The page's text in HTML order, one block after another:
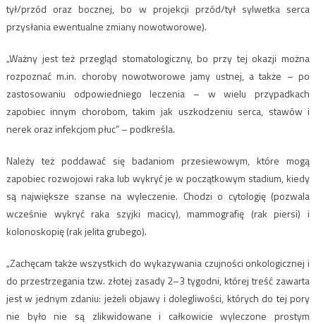
tył/przód oraz bocznej, bo w projekcji przód/tył sylwetka serca
przysłania ewentualne zmiany nowotworowe).
„Ważny jest też przegląd stomatologiczny, bo przy tej okazji można
rozpoznać m.in. choroby nowotworowe jamy ustnej, a także – po
zastosowaniu odpowiedniego leczenia – w wielu przypadkach
zapobiec innym chorobom, takim jak uszkodzeniu serca, stawów i
nerek oraz infekcjom płuc” – podkreśla.
Należy też poddawać się badaniom przesiewowym, które mogą
zapobiec rozwojowi raka lub wykryć je w początkowym stadium, kiedy
są największe szanse na wyleczenie. Chodzi o cytologię (pozwala
wcześnie wykryć raka szyjki macicy), mammografię (rak piersi) i
kolonoskopię (rak jelita grubego).
„Zachęcam także wszystkich do wykazywania czujności onkologicznej i
do przestrzegania tzw. złotej zasady 2–3 tygodni, której treść zawarta
jest w jednym zdaniu: jeżeli objawy i dolegliwości, których do tej pory
nie było nie są zlikwidowane i całkowicie wyleczone prostym